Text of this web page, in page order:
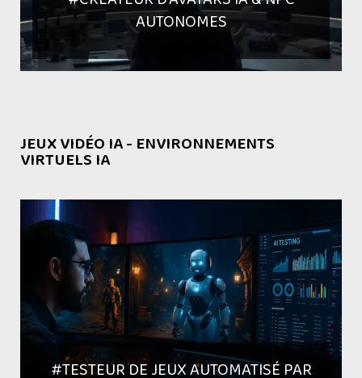
AUTONOMES
JEUX VIDÉO IA - ENVIRONNEMENTS
VIRTUELS IA
#TESTEUR DE JEUX AUTOMATISÉ PAR